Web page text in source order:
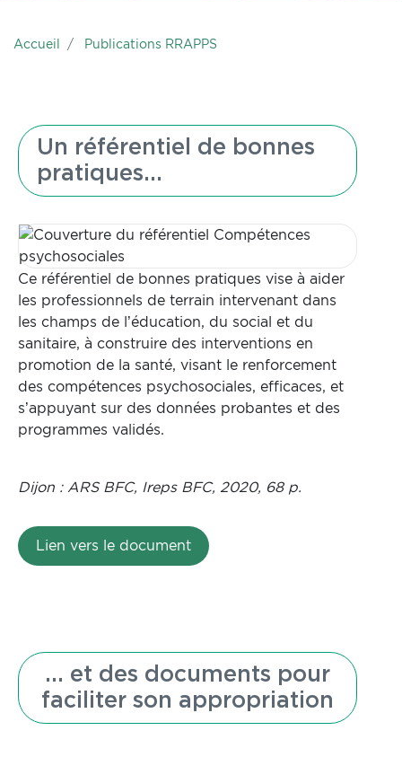
Accueil Publications RRAPPS
Un référentiel de bonnes
pratiques...
Ce référentiel de bonnes pratiques vise à aider
les professionnels de terrain intervenant dans
les champs de l’éducation, du social et du
sanitaire, à construire des interventions en
promotion de la santé, visant le renforcement
des compétences psychosociales, efficaces, et
s’appuyant sur des données probantes et des
programmes validés.
Dijon : ARS BFC, Ireps BFC, 2020, 68 p.
Lien vers le document
... et des documents pour
faciliter son appropriation